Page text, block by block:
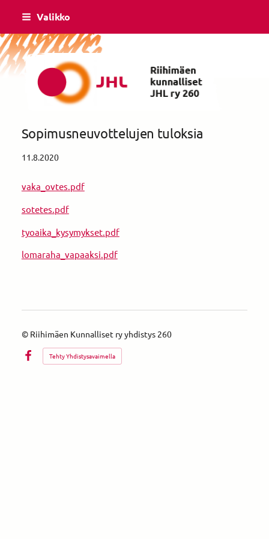
Siirry
sisältöön
Valikko
Riihimäen Kunnalliset ry yhdistys 260
Sopimusneuvottelujen tuloksia
11.8.2020
vaka_ovtes.pdf
sotetes.pdf
tyoaika_kysymykset.pdf
lomaraha_vapaaksi.pdf
© Riihimäen Kunnalliset ry yhdistys 260
Facebook
Tehty Yhdistysavaimella